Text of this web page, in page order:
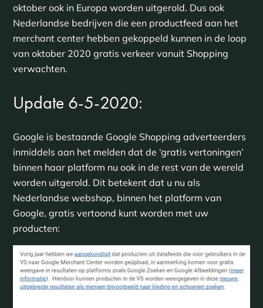
oktober ook in Europa worden uitgerold. Dus ook
Nederlandse bedrijven die een productfeed aan het
merchant center hebben gekoppeld kunnen in de loop
van oktober 2020 gratis verkeer vanuit Shopping
verwachten.
Update 6-5-2020:
Google is bestaande Google Shopping adverteerders
inmiddels aan het melden dat de ‘gratis vertoningen’
binnen haar platform nu ook in de rest van de wereld
worden uitgerold. Dit betekent dat u nu als
Nederlandse webshop, binnen het platform van
Google, gratis vertoond kunt worden met uw
producten: